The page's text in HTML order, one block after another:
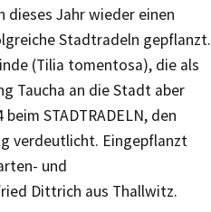
dieses Jahr wieder einen
Stadtradeln gepflanzt.
(Tilia tomentosa), die als
Taucha an die Stadt aber
STADTRADELN, den
verdeutlicht. Eingepflanzt
und
Dittrich aus Thallwitz.